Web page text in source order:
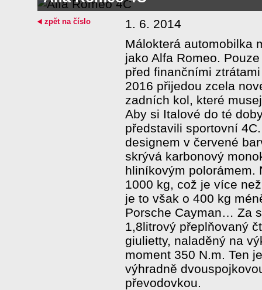
1. 6. 2014
Málokterá automobilka
jako Alfa Romeo.
před finančními
2016 přijedou zcela
zadních kol, které
Aby si Italové do té
představili sportovní
designem v červené
skrývá karbonový
hliníkovým polorámem.
1000 kg, což je více
je to však o 400 kg
Porsche Cayman… Za
1,8litrový přeplňovaný
giulietty, naladěný na
moment 350 N.m. Ten
výhradně
převodovkou.
zpět na číslo